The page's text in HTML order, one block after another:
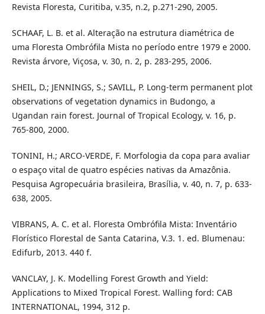
Revista Floresta, Curitiba, v.35, n.2, p.271-290, 2005.
SCHAAF, L. B. et al. Alteração na estrutura diamétrica de
uma Floresta Ombrófila Mista no período entre 1979 e 2000.
Revista árvore, Viçosa, v. 30, n. 2, p. 283-295, 2006.
SHEIL, D.; JENNINGS, S.; SAVILL, P. Long-term permanent plot
observations of vegetation dynamics in Budongo, a
Ugandan rain forest. Journal of Tropical Ecology, v. 16, p.
765-800, 2000.
TONINI, H.; ARCO-VERDE, F. Morfologia da copa para avaliar
o espaço vital de quatro espécies nativas da Amazônia.
Pesquisa Agropecuária brasileira, Brasília, v. 40, n. 7, p. 633-
638, 2005.
VIBRANS, A. C. et al. Floresta Ombrófila Mista: Inventário
Florístico Florestal de Santa Catarina, V.3. 1. ed. Blumenau:
Edifurb, 2013. 440 f.
VANCLAY, J. K. Modelling Forest Growth and Yield:
Applications to Mixed Tropical Forest. Walling ford: CAB
INTERNATIONAL, 1994, 312 p.